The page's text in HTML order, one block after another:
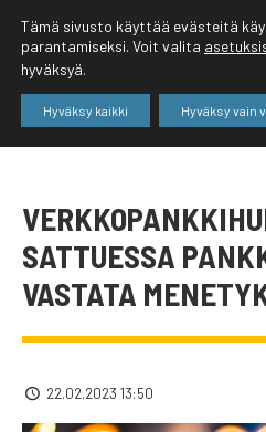
SATTUESSA
VASTATA
22.02.2023 13:50
Tämä sivusto käyttää evästeitä
parantamiseksi. Voit valita
hyväksyä.
Hyväksy kaikki Hyväksy vain